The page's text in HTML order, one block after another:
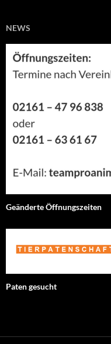
NEWS
Geänderte Öffnungszeiten
Paten gesucht